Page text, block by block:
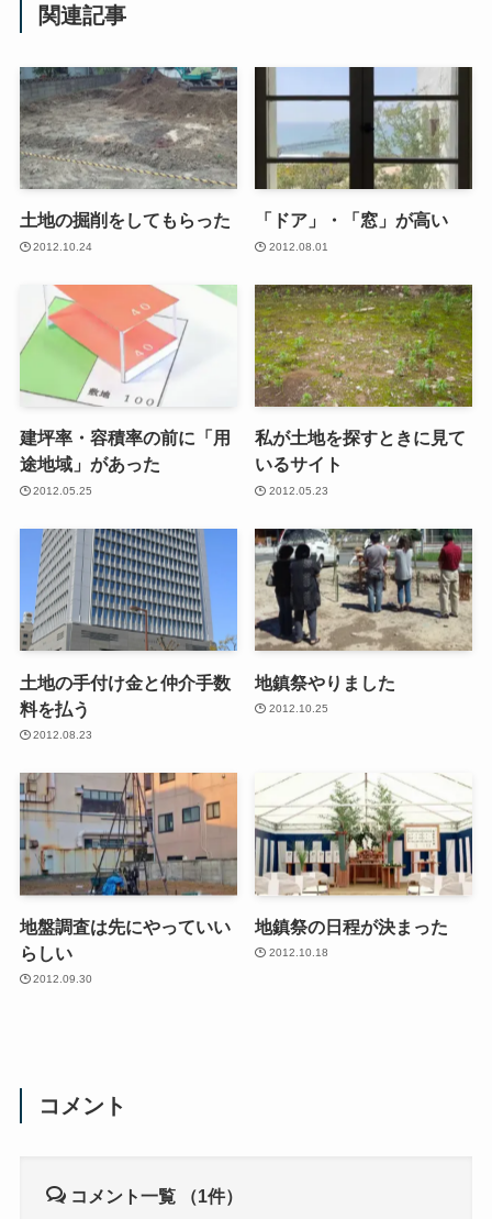
関連記事
土地の掘削をしてもらった
2012.10.24
「ドア」・「窓」が高い
2012.08.01
建坪率・容積率の前に「用
途地域」があった
2012.05.25
私が土地を探すときに見て
いるサイト
2012.05.23
土地の手付け金と仲介手数
料を払う
2012.08.23
地鎮祭やりました
2012.10.25
地盤調査は先にやっていい
らしい
2012.09.30
地鎮祭の日程が決まった
2012.10.18
コメント
コメント一覧 （1件）